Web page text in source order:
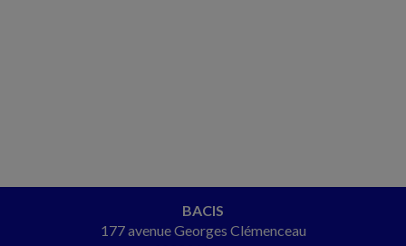
BACIS
177 avenue Georges Clémenceau